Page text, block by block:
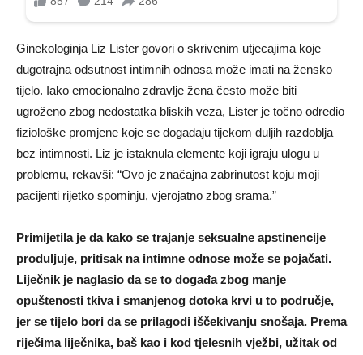
Ginekologinja Liz Lister govori o skrivenim utjecajima koje
dugotrajna odsutnost intimnih odnosa može imati na žensko
tijelo. Iako emocionalno zdravlje žena često može biti
ugroženo zbog nedostatka bliskih veza, Lister je točno odredio
fiziološke promjene koje se događaju tijekom duljih razdoblja
bez intimnosti. Liz je istaknula elemente koji igraju ulogu u
problemu, rekavši: “Ovo je značajna zabrinutost koju moji
pacijenti rijetko spominju, vjerojatno zbog srama.”
Primijetila je da kako se trajanje seksualne apstinencije
produljuje, pritisak na intimne odnose može se pojačati.
Liječnik je naglasio da se to događa zbog manje
opuštenosti tkiva i smanjenog dotoka krvi u to područje,
jer se tijelo bori da se prilagodi iščekivanju snošaja. Prema
riječima liječnika, baš kao i kod tjelesnih vježbi, užitak od